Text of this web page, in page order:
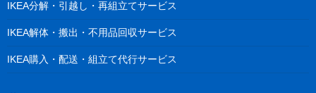
IKEA分解・引越し・再組立てサービス
IKEA解体・搬出・不用品回収サービス
IKEA購入・配送・組立て代行サービス